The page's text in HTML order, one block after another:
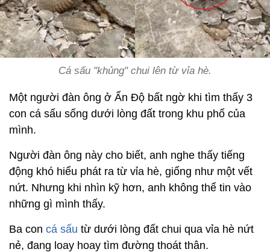
Cá sấu "khủng" chui lên từ vỉa hè.
Một người đàn ông ở Ấn Độ bất ngờ khi tìm thấy 3
con cá sấu sống dưới lòng đất trong khu phố của
mình.
Người đàn ông này cho biết, anh nghe thấy tiếng
động khó hiểu phát ra từ vỉa hè, giống như một vết
nứt. Nhưng khi nhìn kỹ hơn, anh không thể tin vào
những gì mình thấy.
Ba con cá sấu từ dưới lòng đất chui qua vỉa hè nứt ​​
nẻ, đang loay hoay tìm đường thoát thân.